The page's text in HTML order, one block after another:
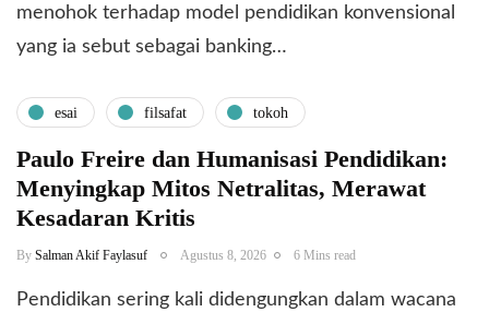
menohok terhadap model pendidikan konvensional
yang ia sebut sebagai banking…
esai filsafat tokoh
Paulo Freire dan Humanisasi Pendidikan:
Menyingkap Mitos Netralitas, Merawat
Kesadaran Kritis
By Salman Akif Faylasuf Agustus 8, 2026 6 Mins read
Pendidikan sering kali didengungkan dalam wacana